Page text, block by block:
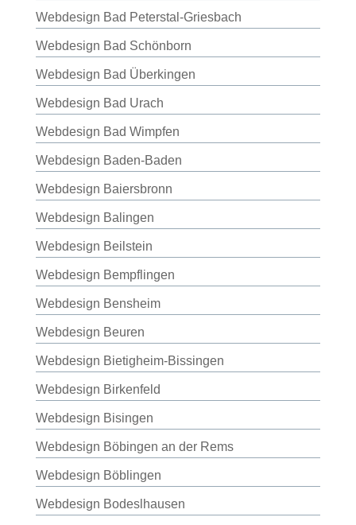
Webdesign Bad Peterstal-Griesbach
Webdesign Bad Schönborn
Webdesign Bad Überkingen
Webdesign Bad Urach
Webdesign Bad Wimpfen
Webdesign Baden-Baden
Webdesign Baiersbronn
Webdesign Balingen
Webdesign Beilstein
Webdesign Bempflingen
Webdesign Bensheim
Webdesign Beuren
Webdesign Bietigheim-Bissingen
Webdesign Birkenfeld
Webdesign Bisingen
Webdesign Böbingen an der Rems
Webdesign Böblingen
Webdesign Bodeslhausen